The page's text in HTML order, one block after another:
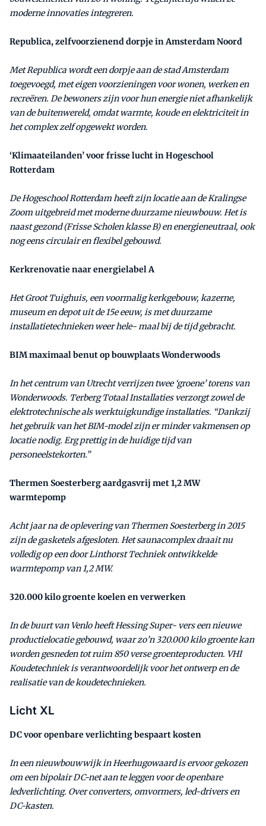
moderne innovaties integreren.
Republica, zelfvoorzienend dorpje in Amsterdam Noord
Met Republica wordt een dorpje aan de stad Amsterdam
toegevoegd, met eigen voorzieningen voor wonen, werken en
recreëren. De bewoners zijn voor hun energie niet afhankelijk
van de buitenwereld, omdat warmte, koude en elektriciteit in
het complex zelf opgewekt worden.
‘Klimaateilanden’ voor frisse lucht in Hogeschool
Rotterdam
De Hogeschool Rotterdam heeft zijn locatie aan de Kralingse
Zoom uitgebreid met moderne duurzame nieuwbouw. Het is
naast gezond (Frisse Scholen klasse B) en energieneutraal, ook
nog eens circulair en flexibel gebouwd.
Kerkrenovatie naar energielabel A
Het Groot Tuighuis, een voormalig kerkgebouw, kazerne,
museum en depot uit de 15e eeuw, is met duurzame
installatietechnieken weer hele- maal bij de tijd gebracht.
BIM maximaal benut op bouwplaats Wonderwoods
In het centrum van Utrecht verrijzen twee ‘groene’ torens van
Wonderwoods. Terberg Totaal Installaties verzorgt zowel de
elektrotechnische als werktuigkundige installaties. “Dankzij
het gebruik van het BIM-model zijn er minder vakmensen op
locatie nodig. Erg prettig in de huidige tijd van
personeelstekorten.”
Thermen Soesterberg aardgasvrij met 1,2 MW
warmtepomp
Acht jaar na de oplevering van Thermen Soesterberg in 2015
zijn de gasketels afgesloten. Het saunacomplex draait nu
volledig op een door Linthorst Techniek ontwikkelde
warmtepomp van 1,2 MW.
320.000 kilo groente koelen en verwerken
In de buurt van Venlo heeft Hessing Super- vers een nieuwe
productielocatie gebouwd, waar zo’n 320.000 kilo groente kan
worden gesneden tot ruim 850 verse groenteproducten. VHI
Koudetechniek is verantwoordelijk voor het ontwerp en de
realisatie van de koudetechnieken.
Licht XL
DC voor openbare verlichting bespaart kosten
In een nieuwbouwwijk in Heerhugowaard is ervoor gekozen
om een bipolair DC-net aan te leggen voor de openbare
ledverlichting. Over converters, omvormers, led-drivers en
DC-kasten.